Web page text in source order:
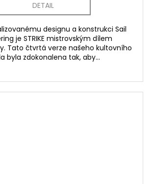
DETAIL
designu a konstrukci Sail
je STRIKE mistrovským dílem
Tato čtvrtá verze našeho kultovního
byla zdokonalena tak, aby...